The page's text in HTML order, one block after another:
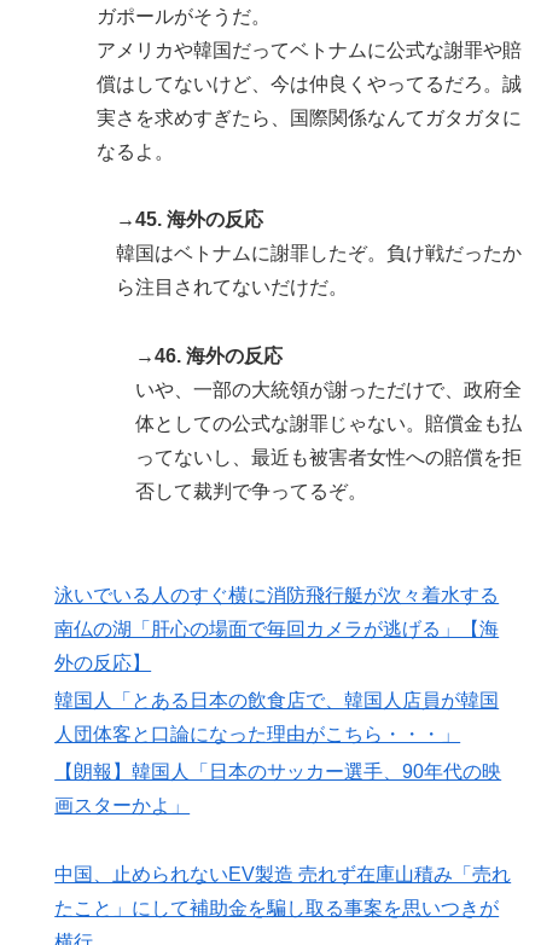
ガポールがそうだ。
アメリカや韓国だってベトナムに公式な謝罪や賠
償はしてないけど、今は仲良くやってるだろ。誠
実さを求めすぎたら、国際関係なんてガタガタに
なるよ。
→45. 海外の反応
韓国はベトナムに謝罪したぞ。負け戦だったか
ら注目されてないだけだ。
→46. 海外の反応
いや、一部の大統領が謝っただけで、政府全
体としての公式な謝罪じゃない。賠償金も払
ってないし、最近も被害者女性への賠償を拒
否して裁判で争ってるぞ。
泳いでいる人のすぐ横に消防飛行艇が次々着水する
南仏の湖「肝心の場面で毎回カメラが逃げる」【海
外の反応】
韓国人「とある日本の飲食店で、韓国人店員が韓国
人団体客と口論になった理由がこちら・・・」
【朗報】韓国人「日本のサッカー選手、90年代の映
画スターかよ」
中国、止められないEV製造 売れず在庫山積み「売れ
たこと」にして補助金を騙し取る事案を思いつきが